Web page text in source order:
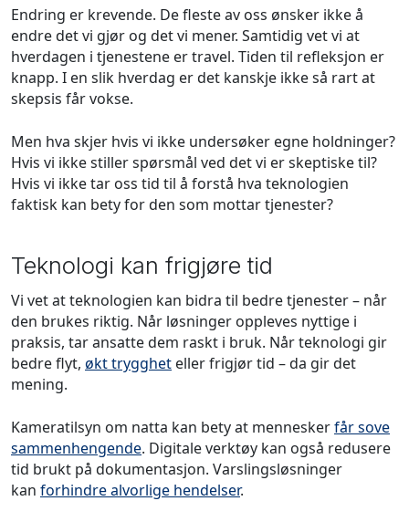
Endring er krevende. De fleste av oss ønsker ikke å
endre det vi gjør og det vi mener. Samtidig vet vi at
hverdagen i tjenestene er travel. Tiden til refleksjon er
knapp. I en slik hverdag er det kanskje ikke så rart at
skepsis får vokse.
Men hva skjer hvis vi ikke undersøker egne holdninger?
Hvis vi ikke stiller spørsmål ved det vi er skeptiske til?
Hvis vi ikke tar oss tid til å forstå hva teknologien
faktisk kan bety for den som mottar tjenester?
Teknologi kan frigjøre tid
Vi vet at teknologien kan bidra til bedre tjenester – når
den brukes riktig. Når løsninger oppleves nyttige i
praksis, tar ansatte dem raskt i bruk. Når teknologi gir
bedre flyt, økt trygghet eller frigjør tid – da gir det
mening.
Kameratilsyn om natta kan bety at menneskerfår sove
sammenhengende. Digitale verktøy kan også redusere
tid brukt på dokumentasjon. Varslingsløsninger
kan forhindre alvorlige hendelser.